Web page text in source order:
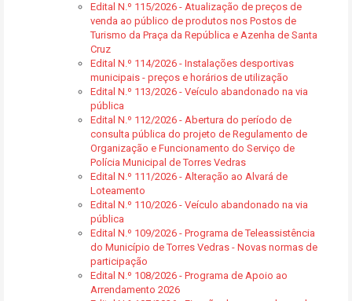
Edital N.º 115/2026 - Atualização de preços de
venda ao público de produtos nos Postos de
Turismo da Praça da República e Azenha de Santa
Cruz
Edital N.º 114/2026 - Instalações desportivas
municipais - preços e horários de utilização
Edital N.º 113/2026 - Veículo abandonado na via
pública
Edital N.º 112/2026 - Abertura do período de
consulta pública do projeto de Regulamento de
Organização e Funcionamento do Serviço de
Polícia Municipal de Torres Vedras
Edital N.º 111/2026 - Alteração ao Alvará de
Loteamento
Edital N.º 110/2026 - Veículo abandonado na via
pública
Edital N.º 109/2026 - Programa de Teleassistência
do Município de Torres Vedras - Novas normas de
participação
Edital N.º 108/2026 - Programa de Apoio ao
Arrendamento 2026